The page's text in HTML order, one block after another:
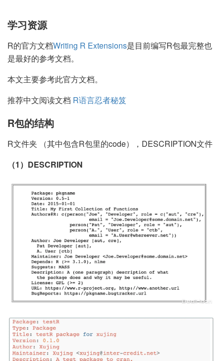
学习资源
R的官方文档Writing R Extensions是目前编写R包最完整也
是最好的参考文档。
本文主要参考此官方文档。
推荐中文阅读文档 R语言忍者秘笈
R包的结构
R文件夹 （其中包含R包里的code），DESCRIPTION文件
（1）DESCRIPTION